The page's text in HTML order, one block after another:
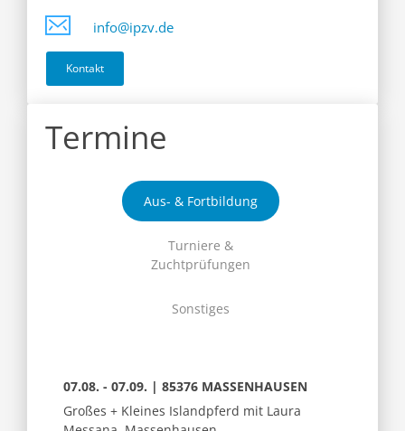
info@ipzv.de
Kontakt
Termine
Aus- & Fortbildung
Turniere &
Zuchtprüfungen
Sonstiges
07.08. - 07.09. | 85376 MASSENHAUSEN
Großes + Kleines Islandpferd mit Laura